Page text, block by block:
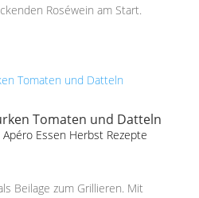
Roséwein am Start.
Tomaten und Datteln
Apéro Essen Herbst Rezepte
Beilage zum Grillieren. Mit